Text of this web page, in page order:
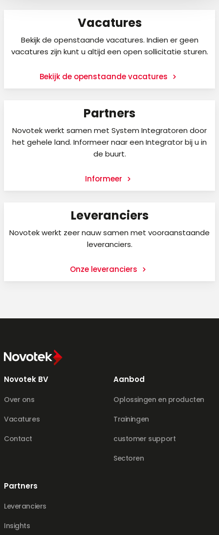
Vacatures
Bekijk de openstaande vacatures. Indien er geen
vacatures zijn kunt u altijd een open sollicitatie sturen.
Bekijk de openstaande vacatures
Partners
Novotek werkt samen met System Integratoren door
het gehele land. Informeer naar een Integrator bij u in
de buurt.
Informeer
Leveranciers
Novotek werkt zeer nauw samen met vooraanstaande
leveranciers.
Onze leveranciers
Novotek BV
Over ons
Vacatures
Contact
Aanbod
Oplossingen en producten
Trainingen
customer support
Sectoren
Partners
Leveranciers
Insights